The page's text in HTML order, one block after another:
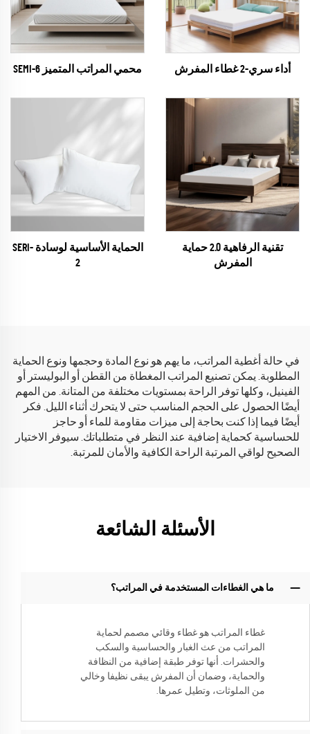
أداء سري-2 غطاء المفرش محمي المراتب المتميز SEMI-6
تقنية الرفاهية 2.0 حماية
المفرش
الحماية الأساسية لوسادة SERI-
2
في حالة أغطية المراتب، ما يهم هو نوع المادة وحجمها ونوع الحماية
المطلوبة. يمكن تصنيع المراتب المغطاة من القطن أو البوليستر أو
الفينيل، وكلها توفر الراحة بمستويات مختلفة من المتانة. من المهم
أيضًا الحصول على الحجم المناسب حتى لا يتحرك أثناء الليل. فكر
أيضًا فيما إذا كنت بحاجة إلى ميزات مقاومة للماء أو حاجز
للحساسية كحماية إضافية عند النظر في متطلباتك. سيوفر الاختيار
الصحيح لواقي المرتبة الراحة الكافية والأمان للمرتبة.
الأسئلة الشائعة
ما هي الغطاءات المستخدمة في المراتب؟
غطاء المراتب هو غطاء وقائي مصمم لحماية
المراتب من عث الغبار والحساسية والسكب
والحشرات. أنها توفر طبقة إضافية من النظافة
والحماية، وضمان أن المفرش يبقى نظيفا وخالي
من الملوثات، وتطيل عمرها.